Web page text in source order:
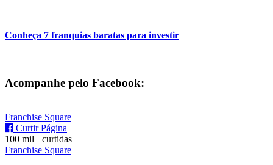
Conheça 7 franquias baratas para investir
Acompanhe pelo Facebook:
Franchise Square
Curtir Página
100 mil+ curtidas
Franchise Square